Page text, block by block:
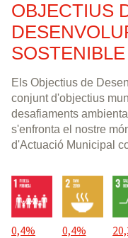
OBJECTIUS
SOSTENIBLE
Els Objectius de
conjunt d'objectius
desafiaments
s'enfronta el nostre
d'Actuació Municipal
0,4% 0,4%